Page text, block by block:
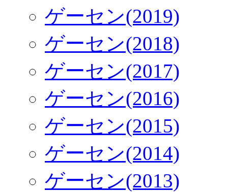
ゲーセン(2019)
ゲーセン(2018)
ゲーセン(2017)
ゲーセン(2016)
ゲーセン(2015)
ゲーセン(2014)
ゲーセン(2013)